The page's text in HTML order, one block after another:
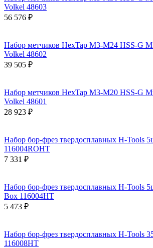
Volkel 48603
56 576 ₽
Набор метчиков HexTap M3-M24 HSS-G
Volkel 48602
39 505 ₽
Набор метчиков HexTap M3-M20 HSS-G
Volkel 48601
28 923 ₽
Набор бор-фрез твердосплавных H-Tools
116004ROHT
7 331 ₽
Набор бор-фрез твердосплавных H-Tools
Box 116004HT
5 473 ₽
Набор бор-фрез твердосплавных H-Tools
116008HT